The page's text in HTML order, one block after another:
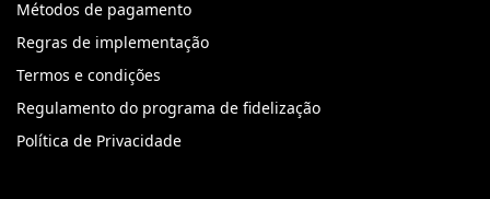
Métodos de pagamento
Regras de implementação
Termos e condições
Regulamento do programa de fidelização
Política de Privacidade